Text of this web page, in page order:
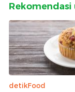
detikFood